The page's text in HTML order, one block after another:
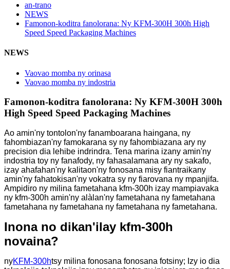
an-trano
NEWS
Famonon-koditra fanolorana: Ny KFM-300H 300h High
Speed ​​Speed ​​Packaging Machines
NEWS
Vaovao momba ny orinasa
Vaovao momba ny indostria
Famonon-koditra fanolorana: Ny KFM-300H 300h
High Speed ​​Speed ​​Packaging Machines
Ao amin'ny tontolon'ny fanamboarana haingana, ny
fahombiazan'ny famokarana sy ny fahombiazana ary ny
precision dia lehibe indrindra. Tena marina izany amin'ny
indostria toy ny fanafody, ny fahasalamana ary ny sakafo,
izay ahafahan'ny kalitaon'ny fonosana misy fiantraikany
amin'ny fahatokisan'ny vokatra sy ny fiarovana ny mpanjifa.
Ampidiro ny milina fametahana kfm-300h izay mampiavaka
ny kfm-300h amin'ny alàlan'ny fametahana ny fametahana
fametahana ny fametahana ny fametahana ny fametahana.
Inona no dikan'ilay kfm-300h
novaina?
nyKFM-300htsy milina fonosana fonosana fotsiny; Izy io dia